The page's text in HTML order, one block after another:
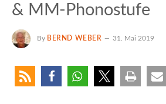
& MM-Phonostufe
By BERND WEBER 31. Mai 2019